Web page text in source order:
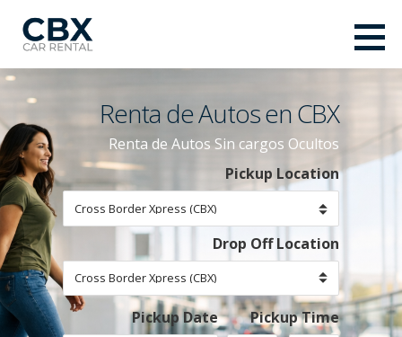
CBX Car Rental
Renta de Autos en CBX
Renta de Autos Sin cargos Ocultos
Pickup Location
Drop Off Location
Pickup Date
Pickup Time